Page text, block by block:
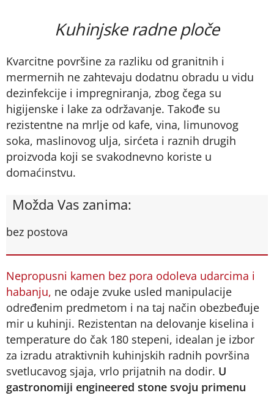
Kuhinjske radne ploče
Kvarcitne površine za razliku od granitnih i
mermernih ne zahtevaju dodatnu obradu u vidu
dezinfekcije i impregniranja, zbog čega su
higijenske i lake za održavanje. Takođe su
rezistentne na mrlje od kafe, vina, limunovog
soka, maslinovog ulja, sirćeta i raznih drugih
proizvoda koji se svakodnevno koriste u
domaćinstvu.
Možda Vas zanima:
bez postova
Nepropusni kamen bez pora odoleva udarcima i
habanju, ne odaje zvuke usled manipulacije
određenim predmetom i na taj način obezbeđuje
mir u kuhinji. Rezistentan na delovanje kiselina i
temperature do čak 180 stepeni, idealan je izbor
za izradu atraktivnih kuhinjskih radnih površina
svetlucavog sjaja, vrlo prijatnih na dodir. U
gastronomiji engineered stone svoju primenu